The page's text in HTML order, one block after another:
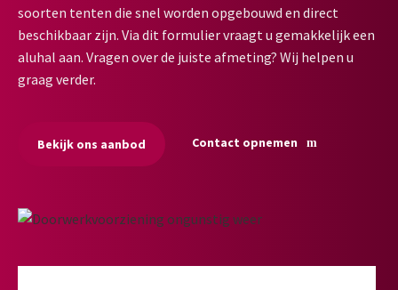
soorten tenten die snel worden opgebouwd en direct
beschikbaar zijn. Via dit formulier vraagt u gemakkelijk een
aluhal aan. Vragen over de juiste afmeting? Wij helpen u
graag verder.
Bekijk ons aanbod Contact opnemen